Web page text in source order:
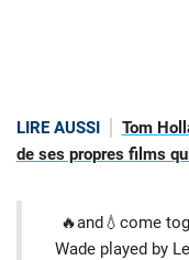
LIRE AUSSI
Tom
de ses propres films
🔥and💧come
Wade played by